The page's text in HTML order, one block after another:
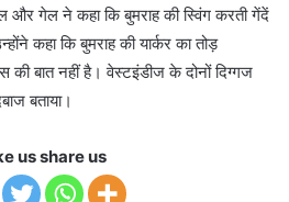
और गेल ने कहा कि बुमराह की स्विंग करती गेंदें
कहा कि बुमराह की यार्कर का तोड़
की बात नहीं है। वेस्‍टइंडीज के दोनों दिग्‍गज
बताया।
us share us